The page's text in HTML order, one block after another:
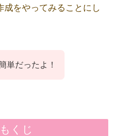
成をやってみることにし
単だったよ！
もくじ